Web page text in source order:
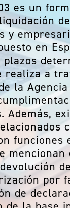
es un
y
en
realiza a
la
Además,
funciones
mencionan
por
de